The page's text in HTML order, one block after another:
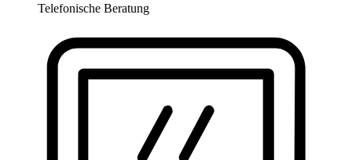
Telefonische Beratung